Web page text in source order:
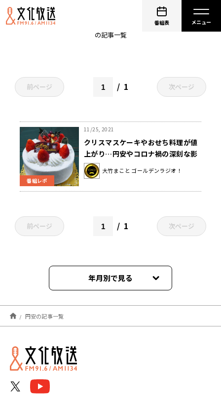
番組表
の記事一覧
前ページ 1 次ページ
番組レポ
11/25, 2021
クリスマスケーキやおせち料理が値
上がり…円安やコロナ禍の深刻な影
響とは？ 〜11月25日「大竹まこと
ゴールデンラジオ」
大竹まこと ゴールデンラジオ！
前ページ 1 次ページ
年月別で見る
2026年01月
2025年10月
2024年11月
円安の記事一覧